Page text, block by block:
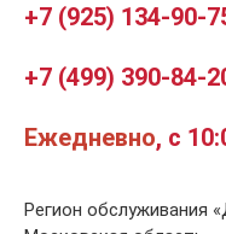
+7 (925) 134-90-
+7 (499) 390-84-
Ежедневно, с
Регион обслуживания